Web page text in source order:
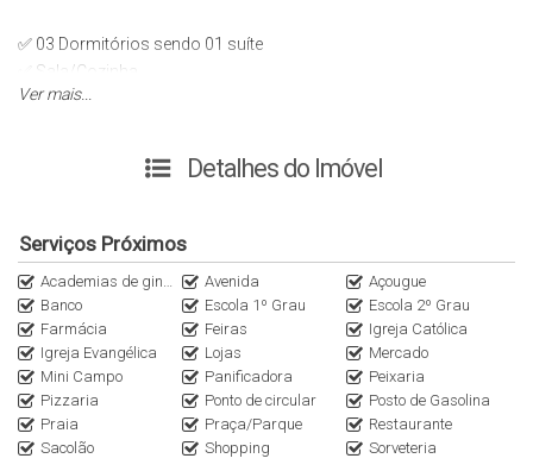
✅ 03 Dormitórios sendo 01 suíte
✅ Sala/Cozinha
✅ 01Banheiro social
✅ Fechadura eletrônica
Condomínio conta com:
✅Salão de festas
✅Tomada para carro elétrico
✅Elevador
Aceito veículo ou outro imóvel na negociação!
Ver mais...
Detalhes do Imóvel
Serviços Próximos
Academias de ginástica Avenida
Açougue
Banco
Escola 1º Grau
Escola 2º Grau
Farmácia
Feiras
Igreja Católica
Igreja Evangélica
Lojas
Mercado
Mini Campo
Panificadora
Peixaria
Pizzaria
Ponto de circular
Posto de Gasolina
Praia
Praça/Parque
Restaurante
Sacolão
Shopping Sorveteria